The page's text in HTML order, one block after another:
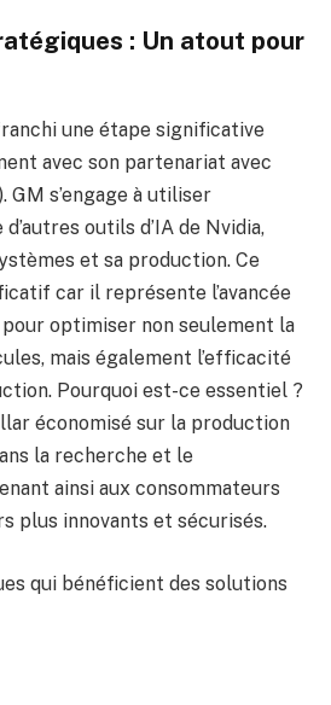
: Un atout pour
une étape significative
avec son partenariat avec
GM s’engage à utiliser
d’autres outils d’IA de Nvidia,
et sa production. Ce
car il représente l’avancée
pour optimiser non seulement la
mais également l’efficacité
Pourquoi est-ce essentiel ?
économisé sur la production
la recherche et le
ainsi aux consommateurs
plus innovants et sécurisés.
qui bénéficient des solutions